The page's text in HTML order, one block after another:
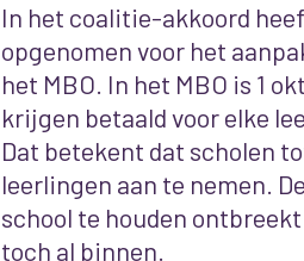
In het coalitie-akkoord
opgenomen voor het
het MBO. In het MBO is 1
krijgen betaald voor elke
Dat betekent dat scholen
leerlingen aan te nemen.
school te houden
toch al binnen.